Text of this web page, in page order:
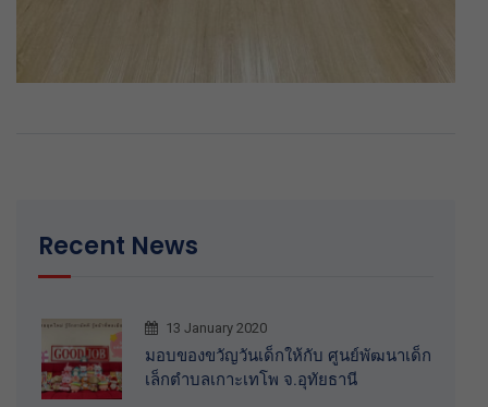
Recent News
13 January 2020
มอบของขวัญวันเด็กให้กับ ศูนย์พัฒนาเด็ก
เล็กตำบลเกาะเทโพ จ.อุทัยธานี